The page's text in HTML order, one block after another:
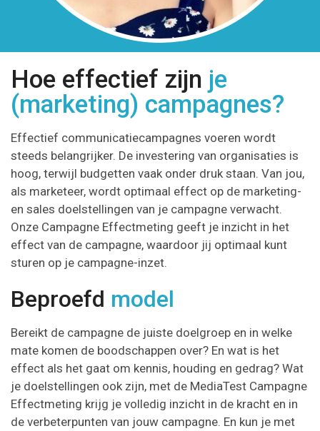
Hoe effectief zijn je
(marketing) campagnes?
Effectief communicatiecampagnes voeren wordt
steeds belangrijker. De investering van organisaties is
hoog, terwijl budgetten vaak onder druk staan. Van jou,
als marketeer, wordt optimaal effect op de marketing-
en sales doelstellingen van je campagne verwacht.
Onze Campagne Effectmeting geeft je inzicht in het
effect van de campagne, waardoor jij optimaal kunt
sturen op je campagne-inzet.
Beproefd model
Bereikt de campagne de juiste doelgroep en in welke
mate komen de boodschappen over? En wat is het
effect als het gaat om kennis, houding en gedrag? Wat
je doelstellingen ook zijn, met de MediaTest Campagne
Effectmeting krijg je volledig inzicht in de kracht en in
de verbeterpunten van jouw campagne. En kun je met